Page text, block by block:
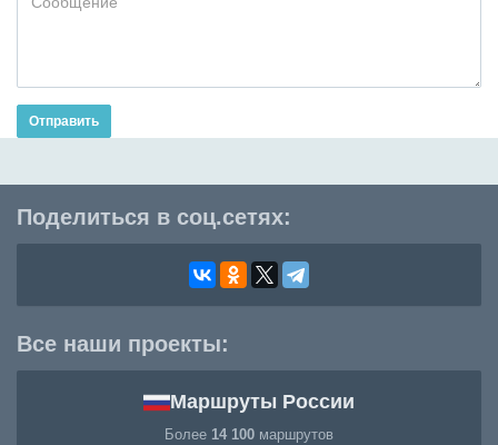
Отправить
Поделиться в соц.сетях:
Все наши проекты:
Маршруты России
Более 14 100 маршрутов